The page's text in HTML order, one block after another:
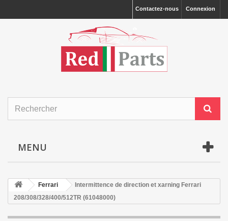
Connexion
Contactez-nous
MENU
Ferrari
Intermittence de direction et xarning Ferrari
208/308/328/400/512TR (61048000)